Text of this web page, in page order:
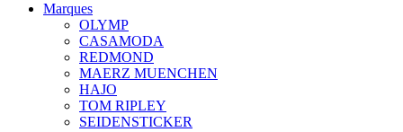
Marques
OLYMP
CASAMODA
REDMOND
MAERZ MUENCHEN
HAJO
TOM RIPLEY
SEIDENSTICKER